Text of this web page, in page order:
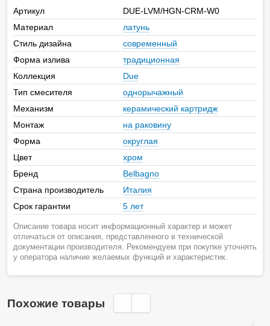
Артикул
DUE-LVM/HGN-CRM-W0
Материал
латунь
Стиль дизайна
современный
Форма излива
традиционная
Коллекция
Due
Тип смесителя
однорычажный
Механизм
керамический картридж
Монтаж
на раковину
Форма
округлая
Цвет
хром
Бренд
Belbagno
Страна производитель
Италия
Срок гарантии
5 лет
Описание товара носит информационный характер и может
отличаться от описания, представленного в технической
документации производителя. Рекомендуем при покупке уточнять
у оператора наличие желаемых функций и характеристик.
Похожие товары